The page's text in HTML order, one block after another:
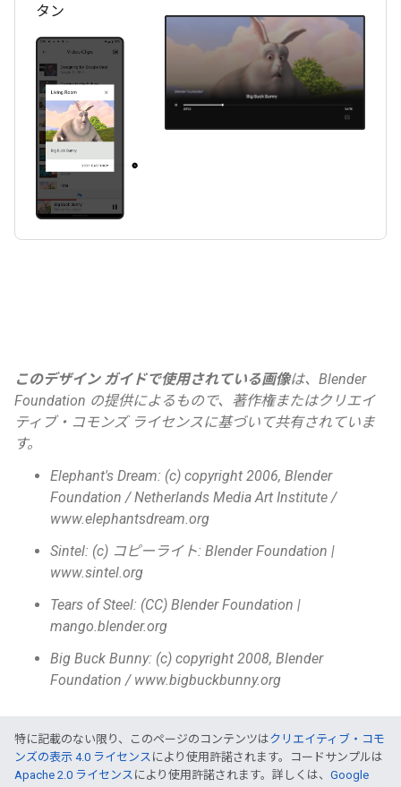
タン
このデザイン ガイドで使用されている画像は、Blender
Foundation の提供によるもので、著作権またはクリエイ
ティブ・コモンズ ライセンスに基づいて共有されていま
す。
Elephant's Dream: (c) copyright 2006, Blender
Foundation / Netherlands Media Art Institute /
www.elephantsdream.org
Sintel: (c) コピーライト: Blender Foundation |
www.sintel.org
Tears of Steel: (CC) Blender Foundation |
mango.blender.org
Big Buck Bunny: (c) copyright 2008, Blender
Foundation / www.bigbuckbunny.org
特に記載のない限り、このページのコンテンツはクリエイティブ・コモ
ンズの表示 4.0 ライセンス により使用許諾されます。コードサンプルは
Apache 2.0 ライセンス により使用許諾されます。詳しくは、 Google